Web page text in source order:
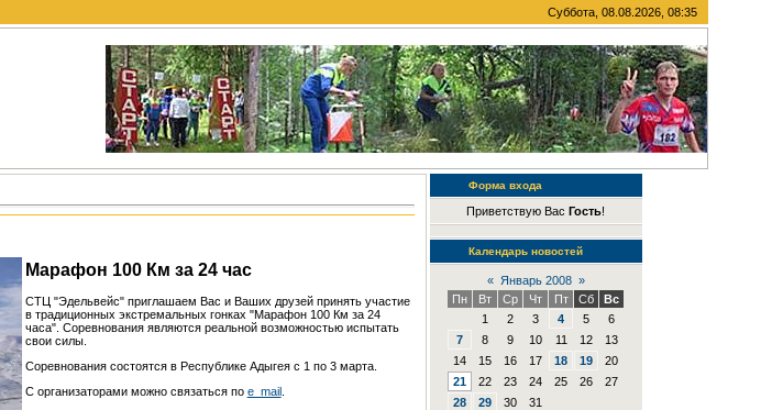
Суббота, 08.08.2026, 08:35
Марафон 100 Км за 24 час
СТЦ "Эдельвейс" приглашаем Вас и Ваших друзей принять участие
в традиционных экстремальных гонках "Марафон 100 Км за 24
часа". Соревнования являются реальной возможностью испытать
свои силы.
Соревнования состоятся в Республике Адыгея с 1 по 3 марта.
С организаторами можно связаться по e_mail.
Форма входа
Приветствую ВасГость!
Календарь новостей
« Январь 2008 »
Пн
Вт Ср Чт Пт Сб
Вс
1
2 3 4 5
6
7
8 9 10 11 12
13
14
15 16 17 18 19
20
21
22 23 24 25 26
27
28
29 30 31